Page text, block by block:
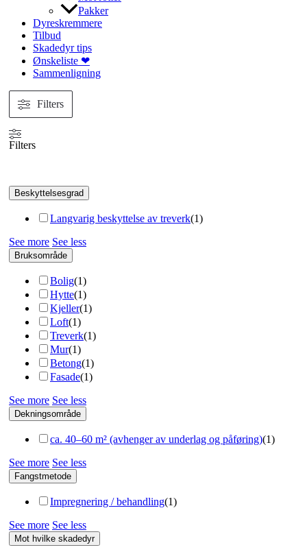
Pakker
Dyreskremmere
Tilbud
Skadedyr tips
Ønskeliste ❤
Sammenligning
Filters
Filters
Beskyttelsesgrad
Langvarig beskyttelse av treverk(1)
See more See less
Bruksområde
Bolig(1)
Hytte(1)
Kjeller(1)
Loft(1)
Treverk(1)
Mur(1)
Betong(1)
Fasade(1)
See more See less
Dekningsområde
сa. 40–60 m² (avhenger av underlag og påføring)(1)
See more See less
Fangstmetode
Impregnering / behandling(1)
See more See less
Mot hvilke skadedyr